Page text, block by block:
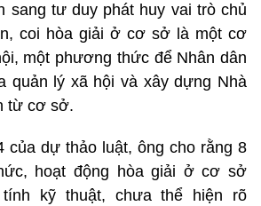
sang tư duy phát huy vai trò chủ
coi hòa giải ở cơ sở là một cơ
một phương thức để Nhân dân
quản lý xã hội và xây dựng Nhà
từ cơ sở.
của dự thảo luật, ông cho rằng 8
hoạt động hòa giải ở cơ sở
kỹ thuật, chưa thể hiện rõ